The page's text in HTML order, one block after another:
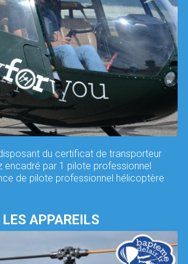
du certificat de transporteur
encadré par 1 pilote professionnel
de pilote professionnel hélicoptère
LES APPAREILS